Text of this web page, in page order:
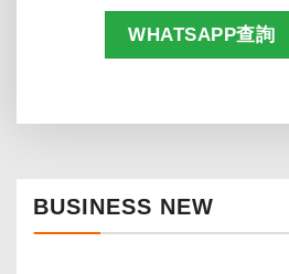
WHATSAPP查詢
BUSINESS NEW